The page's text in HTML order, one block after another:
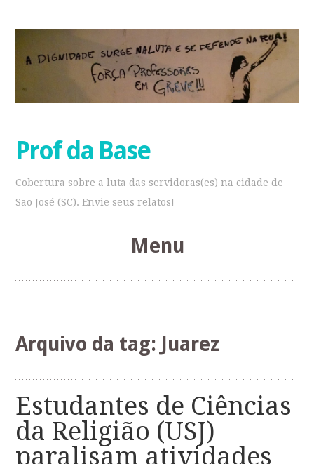
Prof da Base
Cobertura sobre a luta das servidoras(es) na cidade de
São José (SC). Envie seus relatos!
Menu
conteúdo
Arquivo da tag: Juarez
Estudantes de Ciências
da Religião (USJ)
paralisam atividades